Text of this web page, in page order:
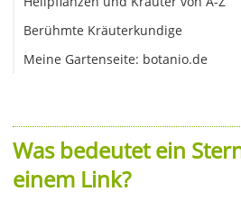
Berühmte Kräuterkundige
Meine Gartenseite: botanio.de
Was bedeutet ein
einem Link?